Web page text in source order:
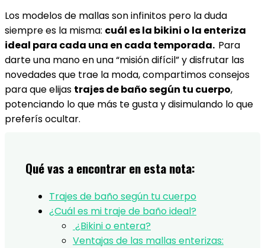
Los modelos de mallas son infinitos pero la duda
siempre es la misma: cuál es la bikini o la enteriza
ideal para cada una en cada temporada. Para
darte una mano en una “misión difícil” y disfrutar las
novedades que trae la moda, compartimos consejos
para que elijas trajes de baño según tu cuerpo,
potenciando lo que más te gusta y disimulando lo que
preferís ocultar.
Qué vas a encontrar en esta nota:
Trajes de baño según tu cuerpo
¿Cuál es mi traje de baño ideal?
¿Bikini o entera?
Ventajas de las mallas enterizas: